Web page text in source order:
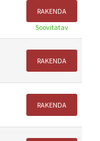
RAKENDA
Soovitatav
RAKENDA
RAKENDA